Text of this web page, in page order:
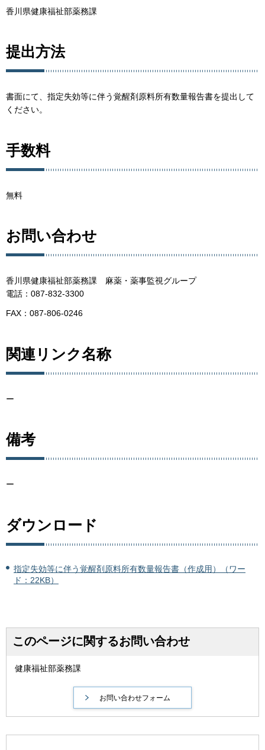
香川県健康福祉部薬務課
提出方法
書面にて、指定失効等に伴う覚醒剤原料所有数量報告書を提出して
ください。
手数料
無料
お問い合わせ
香川県健康福祉部薬務課 麻薬・薬事監視グループ
電話：087-832-3300
FAX：087-806-0246
関連リンク名称
ー
備考
ー
ダウンロード
指定失効等に伴う覚醒剤原料所有数量報告書（作成用）（ワー
ド：22KB）
このページに関するお問い合わせ
健康福祉部薬務課